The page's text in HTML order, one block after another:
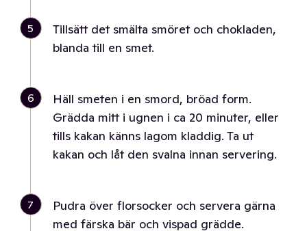
5
Tillsätt det smälta smöret och chokladen,
blanda till en smet.
6
Häll smeten i en smord, bröad form.
Grädda mitt i ugnen i ca 20 minuter, eller
tills kakan känns lagom kladdig. Ta ut
kakan och låt den svalna innan servering.
7
Pudra över florsocker och servera gärna
med färska bär och vispad grädde.